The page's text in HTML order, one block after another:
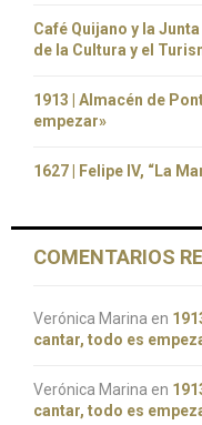
Café Quijano y la
de la Cultura y el
1913 | Almacén de
empezar»
1627 | Felipe IV, “La
COMENTARIOS
Verónica Marina en
cantar, todo es
Verónica Marina en
cantar, todo es